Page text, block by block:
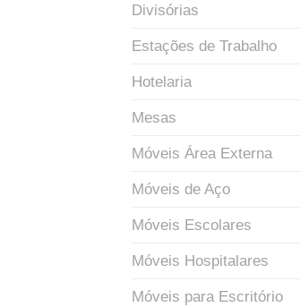
Divisórias
Estações de Trabalho
Hotelaria
Mesas
Móveis Área Externa
Móveis de Aço
Móveis Escolares
Móveis Hospitalares
Móveis para Escritório